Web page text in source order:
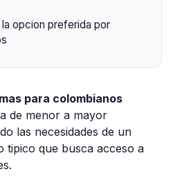
opcion preferida por
para colombianos
de menor a mayor
las necesidades de un
tipico que busca acceso a